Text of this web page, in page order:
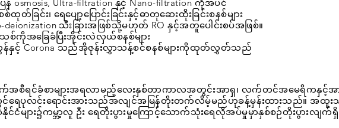
ပြန် osmosis, Ultra-filtration နှင့် Nano-filtration ကိုအပင်
ထုတ်ခြင်း၊ ရေပျော့ပြောင်းခြင်းနှင့်ဓာတုဆေးထိုးခြင်းစနစ်များ
deionization သီးခြားအဖြစ်သို့မဟုတ် RO နှင့်အတူပေါင်းစပ်အဖြစ်။
စ်ကိုအခြေခံပြီးအိုင်းလဲလှယ်စနစ်များ
န်နှင့် Corona သည်အိုဇုန်းလွှာသန့်စင်စနစ်များကိုထုတ်လွှတ်သည်
က်အစီရင်ခံစာများအရလာမည့်လေးနှစ်တာကာလအတွင်းအာရှ၊ လက်တင်အမေရိကနှင့်အ
ေပုလင်းရောင်းအားသည်အလျင်အမြန်တိုးတက်လိမ့်မည်ဟုခန့်မှန်းထားသည်။ အထူးသ
င်ငံများ၌ကမ္ဘာ့လူ ဦး ရေတိုးပွားမှုကြောင့်သောက်သုံးရေလိုအပ်မှုမှာနှစ်စဉ်တိုးပွားလျက်ရှိ